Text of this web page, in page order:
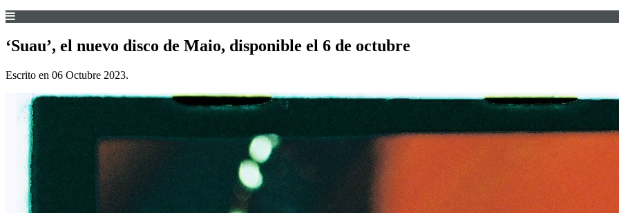
‘Suau’, el nuevo disco de Maio, disponible el 6 de octubre
Escrito en 06 Octubre 2023.